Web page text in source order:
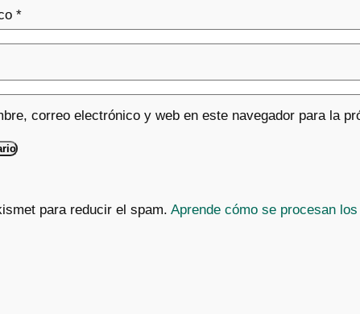
*
correo electrónico y web en este navegador para la
para reducir el spam. Aprende cómo se procesan